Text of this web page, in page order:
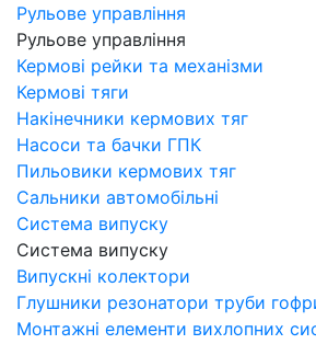
Рульове управління
Рульове управління
Кермові рейки та механізми
Кермові тяги
Накінечники кермових тяг
Насоси та бачки ГПК
Пильовики кермових тяг
Сальники автомобільні
Система випуску
Система випуску
Випускні колектори
Глушники резонатори труби
Монтажні елементи вихлопних